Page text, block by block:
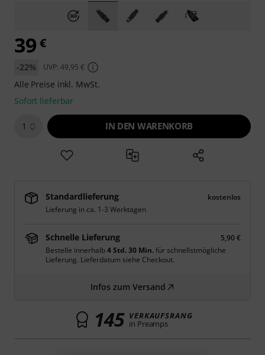
39 €
-22% UVP: 49,95 €
Alle Preise inkl. MwSt.
Sofort lieferbar
1 IN DEN WARENKORB
Standardlieferung
kostenlos
Lieferung in ca. 1-3 Werktagen
Schnelle Lieferung
5,90 €
Bestelle innerhalb4 Std. 30 Min.für schnellstmögliche
Lieferung. Lieferdatum siehe Checkout.
Infos zum Versand
145 VERKAUFSRANG
in Preamps